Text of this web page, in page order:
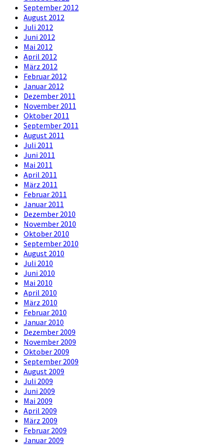
September 2012
August 2012
Juli 2012
Juni 2012
Mai 2012
April 2012
März 2012
Februar 2012
Januar 2012
Dezember 2011
November 2011
Oktober 2011
September 2011
August 2011
Juli 2011
Juni 2011
Mai 2011
April 2011
März 2011
Februar 2011
Januar 2011
Dezember 2010
November 2010
Oktober 2010
September 2010
August 2010
Juli 2010
Juni 2010
Mai 2010
April 2010
März 2010
Februar 2010
Januar 2010
Dezember 2009
November 2009
Oktober 2009
September 2009
August 2009
Juli 2009
Juni 2009
Mai 2009
April 2009
März 2009
Februar 2009
Januar 2009